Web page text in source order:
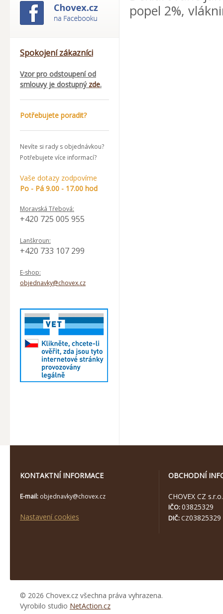
Spokojení zákazníci
Vzor pro odstoupení od
smlouvy je dostupný zde.
Potřebujete poradit?
Nevíte si rady s objednávkou?
Potřebujete více informací?
Vaše dotazy zodpovíme
Po - Pá 9.00 - 17.00 hod
Moravská Třebová:
+420 725 005 955
Lanškroun:
+420 733 107 299
E-shop:
objednavky@chovex.cz
popel 2%,
KONTAKTNÍ INFORMACE
E-mail: objednavky@chovex.cz
Nastavení cookies
OBCHODNÍ
CHOVEX CZ s.r.o.
IČO:03825329
DIČ: CZ03825329
© 2026 Chovex.cz všechna práva vyhrazena.
Vyrobilo studio NetAction.cz